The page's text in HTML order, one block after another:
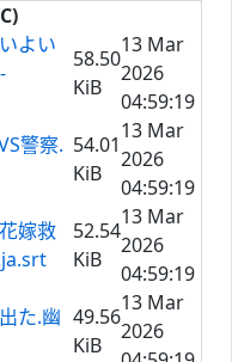
よい
58.50
KiB
13 Mar
2026
04:59:19
警察. 54.01
KiB
13 Mar
2026
04:59:19
嫁救
52.54
KiB
13 Mar
2026
04:59:19
た.幽 49.56
KiB
13 Mar
2026